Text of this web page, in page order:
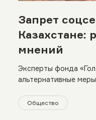
Запрет
Казахстане:
мнений
Эксперты фонда
альтернативные
Общество